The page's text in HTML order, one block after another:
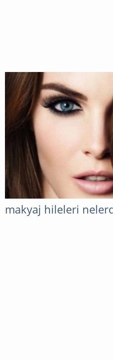
VE
ÇOCUK
BILGILER
GENEL
ALIŞVERIŞ
makyaj hileleri